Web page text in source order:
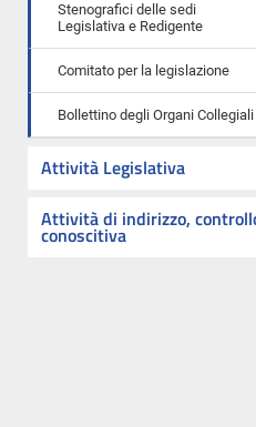
Stenografici delle sedi
Legislativa e Redigente
Comitato per la legislazione
Bollettino degli Organi Collegiali
Attività Legislativa
Attività di indirizzo,
conoscitiva